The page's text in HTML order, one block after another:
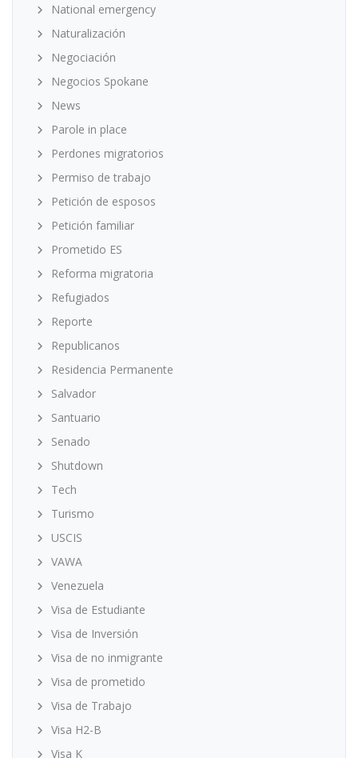
National emergency
Naturalización
Negociación
Negocios Spokane
News
Parole in place
Perdones migratorios
Permiso de trabajo
Petición de esposos
Petición familiar
Prometido ES
Reforma migratoria
Refugiados
Reporte
Republicanos
Residencia Permanente
Salvador
Santuario
Senado
Shutdown
Tech
Turismo
USCIS
VAWA
Venezuela
Visa de Estudiante
Visa de Inversión
Visa de no inmigrante
Visa de prometido
Visa de Trabajo
Visa H2-B
Visa K